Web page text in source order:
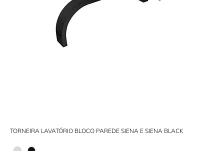
TORNEIRA LAVATÓRIO BLOCO PAREDE SIENA E SIENA BLACK